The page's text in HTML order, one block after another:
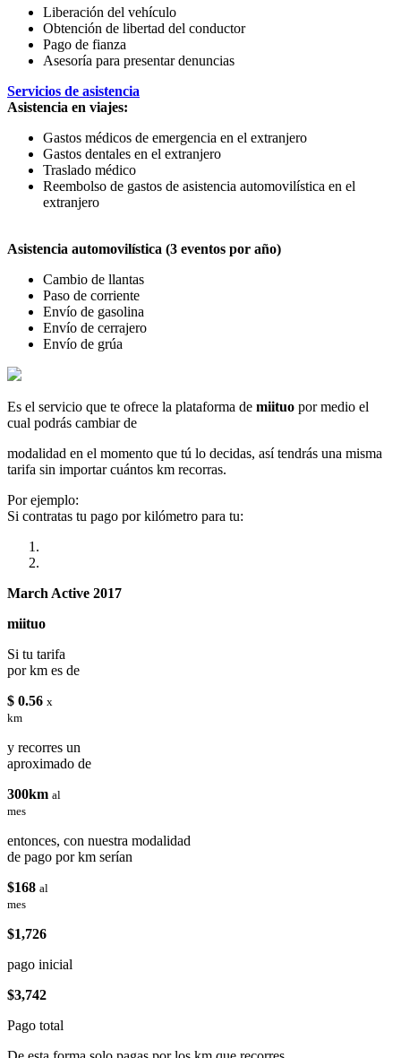
Liberación del vehículo
Obtención de libertad del conductor
Pago de fianza
Asesoría para presentar denuncias
Servicios de asistencia
Asistencia en viajes:
Gastos médicos de emergencia en el extranjero
Gastos dentales en el extranjero
Traslado médico
Reembolso de gastos de asistencia automovilística en el
extranjero
Asistencia automovilística (3 eventos por año)
Cambio de llantas
Paso de corriente
Envío de gasolina
Envío de cerrajero
Envío de grúa
Es el servicio que te ofrece la plataforma de miituo por medio el
cual podrás cambiar de
modalidad en el momento que tú lo decidas, así tendrás una misma
tarifa sin importar cuántos km recorras.
Por ejemplo:
Si contratas tu pago por kilómetro para tu:
March Active 2017
miituo
Si tu tarifa
por km es de
$ 0.56 x
km
y recorres un
aproximado de
300km al
mes
entonces, con nuestra modalidad
de pago por km serían
$168 al
mes
$1,726
pago inicial
$3,742
Pago total